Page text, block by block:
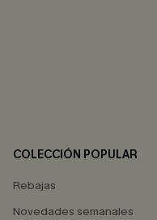
COLECCIÓN POPULAR
Rebajas
Novedades semanales